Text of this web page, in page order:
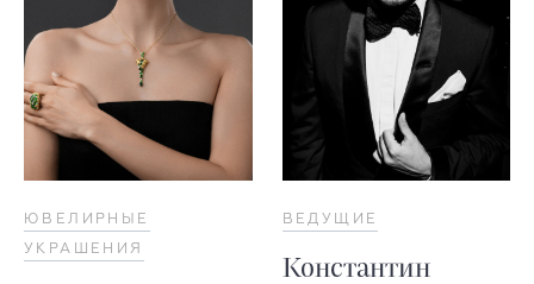
ЮВЕЛИРНЫЕ
УКРАШЕНИЯ
ВЕДУЩИЕ
Константин